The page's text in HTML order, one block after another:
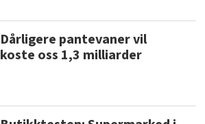
Dårligere pantevaner vil
koste oss 1,3 milliarder